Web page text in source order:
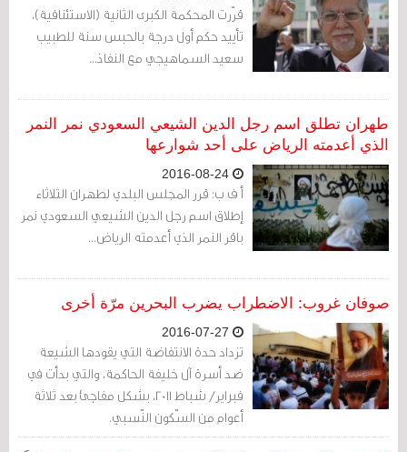
قرّرت المحكمة الكبرى الثانية (الاستئنافية)،
تأييد حكم أول درجة بالحبس سنة للطبيب
سعيد السماهيجي مع النفاذ...
طهران تطلق اسم رجل الدين الشيعي السعودي نمر النمر
الذي أعدمته الرياض على أحد شوارعها
أ ف ب: قرر المجلس البلدي لطهران الثلاثاء
إطلاق اسم رجل الدين الشيعي السعودي نمر
باقر النمر الذي أعدمته الرياض...
صوفان غروب: الاضطراب يضرب البحرين مرّة أخرى
تزداد حدة الانتفاضة التي يقودها الشيعة
ضد أسرة آل خليفة الحاكمة، والتي بدأت في
فبراير/ شباط 2011، بشكل مفاجئ بعد ثلاثة
أعوام من السّكون النّسبي.